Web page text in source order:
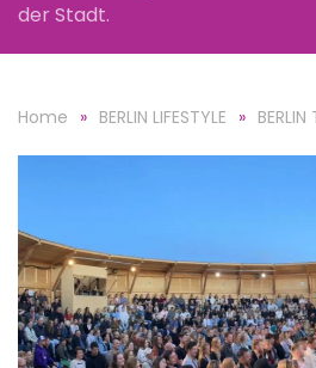
der Stadt.
Home BERLIN LIFESTYLE BERLIN